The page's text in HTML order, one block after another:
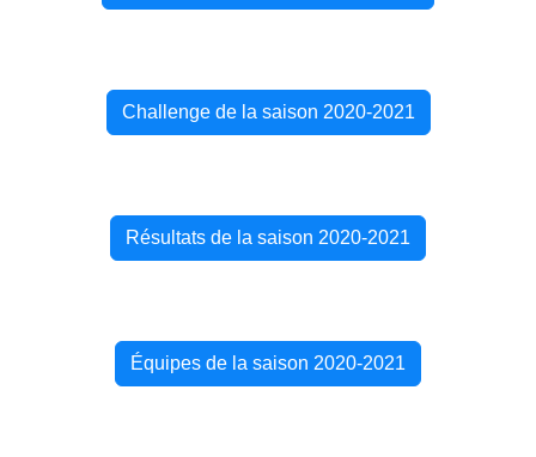
Challenge de la saison 2020-2021
Résultats de la saison 2020-2021
Équipes de la saison 2020-2021